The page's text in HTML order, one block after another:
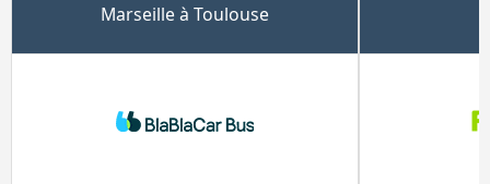
Marseille à Toulouse